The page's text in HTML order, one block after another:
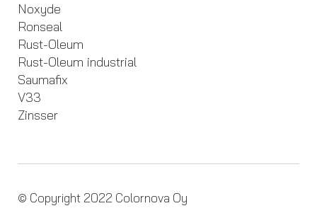
Noxyde
Ronseal
Rust-Oleum
Rust-Oleum industrial
Saumafix
V33
Zinsser
© Copyright 2022 Colornova Oy